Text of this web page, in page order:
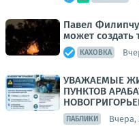
Павел
может создать
КАХОВКА
УВАЖАЕМЫЕ
ПУНКТОВ
ПАБЛИКИ Вчера,